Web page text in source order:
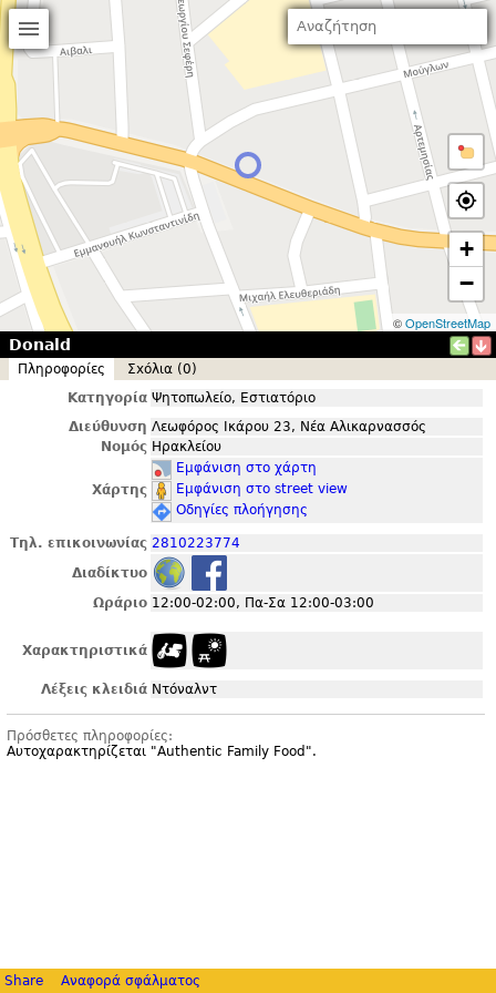
+
−
©OpenStreetMap
Donald
Πληροφορίες
Σxόλια (0)
Κατηγορία Ψητοπωλείο, Εστιατόριο
Διεύθυνση Λεωφόρος Ικάρου 23, Νέα Αλικαρνασσός
Νομός Ηρακλείου
Χάρτης
Εμφάνιση στο χάρτη
Εμφάνιση στο street view
Οδηγίες πλοήγησης
Τηλ. επικοινωνίας 2810223774
Διαδίκτυο
Ωράριο 12:00-02:00, Πα-Σα 12:00-03:00
Χαρακτηριστικά
Λέξεις κλειδιά Ντόναλντ
Πρόσθετες πληροφορίες:
Αυτοχαρακτηρίζεται "Authentic Family Food".
Share Αναφορά σφάλματος